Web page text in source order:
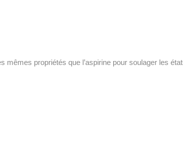
propriétés que l’aspirine pour soulager les